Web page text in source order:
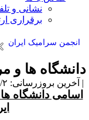
نشانی و
برقراری
انجمن سرامیک ایران
ها و
بروزرسانی: ۱۳۹۸/۷/۲ |
اسامی دانشگاه